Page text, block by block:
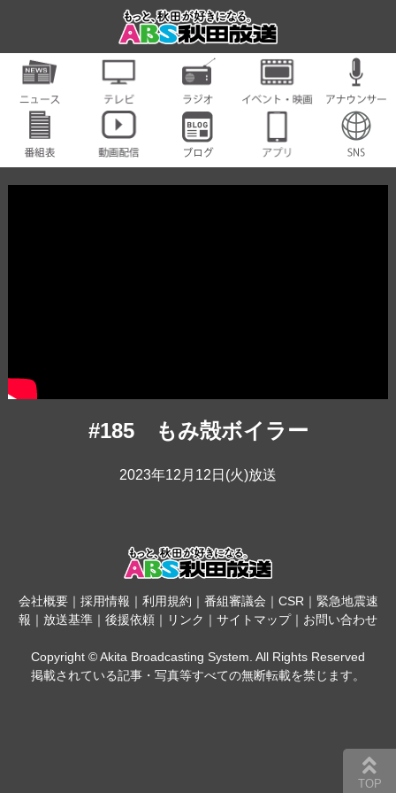
#185 もみ殻ボイラー
2023年12月12日(火)放送
会社概要｜ 採用情報 ｜ 利用規約 ｜ 番組審議会 ｜ CSR ｜ 緊急地震速
報 ｜ 放送基準 ｜ 後援依頼 ｜ リンク ｜ サイトマップ｜ お問い合わせ
Copyright © Akita Broadcasting System. All Rights Reserved
掲載されている記事・写真等すべての無断転載を禁じます。